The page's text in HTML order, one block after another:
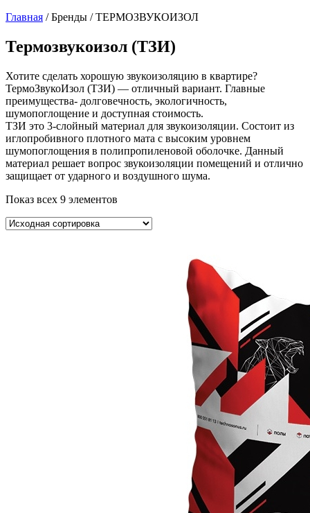
Главная / Бренды / ТЕРМОЗВУКОИЗОЛ
Термозвукоизол (ТЗИ)
Хотите сделать хорошую звукоизоляцию в квартире?
ТермоЗвукоИзол (ТЗИ) — отличный вариант. Главные
преимущества- долговечность, экологичность,
шумопоглощение и доступная стоимость.
ТЗИ это 3-слойный материал для звукоизоляции. Состоит из
иглопробивного плотного мата с высоким уровнем
шумопоглощения в полипропиленовой оболочке. Данный
материал решает вопрос звукоизоляции помещений и отлично
защищает от ударного и воздушного шума.
Показ всех 9 элементов